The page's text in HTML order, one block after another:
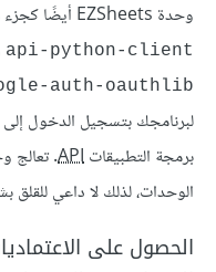
وحدة EZSheets أيضًا كجزء من هذا التثبيت الوحدات
api-python-client
auth-oauthlib
لبرنامجك بتسجيل الدخول
برمجة التطبيقاتAPI
الوحدات، لذلك لا داعي للقلق